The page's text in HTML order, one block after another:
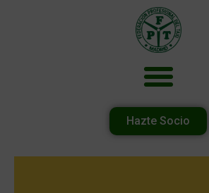
Hazte Socio